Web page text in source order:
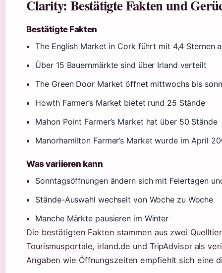
Clarity: Bestätigte Fakten und
Bestätigte Fakten
The English Market in Cork führt mit 4,4 Sternen
Über 15 Bauernmärkte sind über Irland verteilt
The Green Door Market öffnet mittwochs bis
Howth Farmer’s Market bietet rund 25 Stände
Mahon Point Farmer’s Market hat über 50 Stände
Manorhamilton Farmer’s Market wurde im April
Was variieren kann
Sonntagsöffnungen ändern sich mit Feiertagen
Stände-Auswahl wechselt von Woche zu Woche
Manche Märkte pausieren im Winter
Die bestätigten Fakten stammen aus zwei
Tourismusportale, irland.de und TripAdvisor als
Angaben wie Öffnungszeiten empfiehlt sich eine